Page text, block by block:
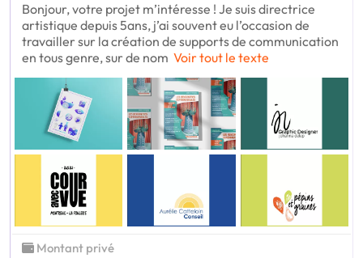
Bonjour, votre projet m’intéresse ! Je suis directrice
artistique depuis 5ans, j’ai souvent eu l’occasion de
travailler sur la création de supports de communication
en tous genre, sur de nom Voir tout le texte
Montant privé